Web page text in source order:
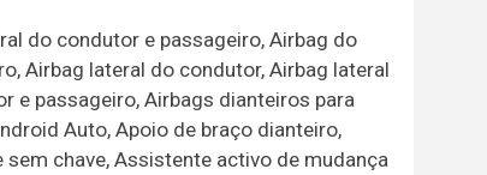
do condutor e passageiro, Airbag do
Airbag lateral do condutor, Airbag lateral
e passageiro, Airbags dianteiros para
Auto, Apoio de braço dianteiro,
chave, Assistente activo de mudança